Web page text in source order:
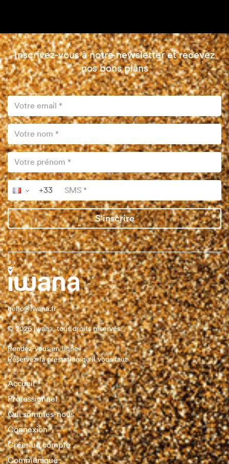
Inscrivez-vous à notre newsletter et recevez
nos bons plans
S'inscrire
hello@iwana.fr
© 2026 Iwana, tous droits réservés.
Rendez-vous en ligne
Réservez la prestation qu'il vous faut
Accueil
Professionnel
Qui sommes-nous
Connexion
Créer un compte
Communiqué